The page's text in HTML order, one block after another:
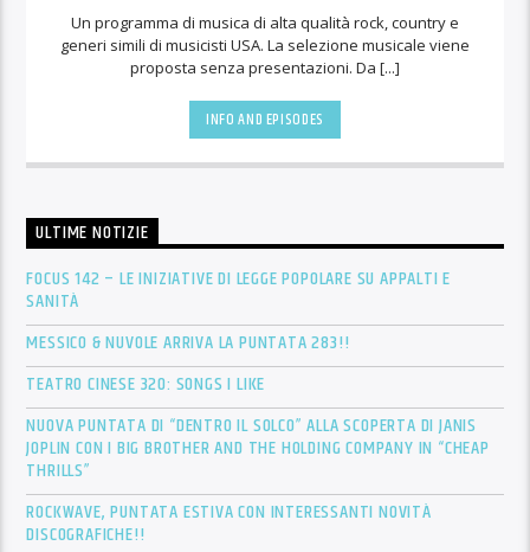
Un programma di musica di alta qualità rock, country e
generi simili di musicisti USA. La selezione musicale viene
proposta senza presentazioni. Da [...]
INFO AND EPISODES
ULTIME NOTIZIE
FOCUS 142 – LE INIZIATIVE DI LEGGE POPOLARE SU APPALTI E
SANITÀ
MESSICO & NUVOLE ARRIVA LA PUNTATA 283!!
TEATRO CINESE 320: SONGS I LIKE
NUOVA PUNTATA DI “DENTRO IL SOLCO” ALLA SCOPERTA DI JANIS
JOPLIN CON I BIG BROTHER AND THE HOLDING COMPANY IN “CHEAP
THRILLS”
ROCKWAVE, PUNTATA ESTIVA CON INTERESSANTI NOVITÀ
DISCOGRAFICHE!!